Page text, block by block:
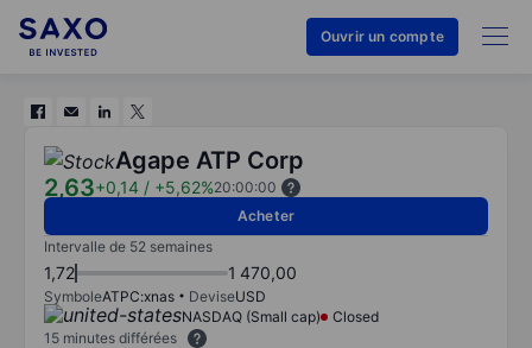
Ouvrir un compte
Agape ATP Corp
2,63+0,14 / +5,62%20:00:00
Acheter
Intervalle de 52 semaines
1,72 1 470,00
SymboleATPC:xnas DeviseUSD
NASDAQ (Small cap)
Closed
15 minutes différées